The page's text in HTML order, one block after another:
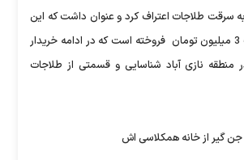
سرقت طلاجات اعتراف کرد و عنوان داشت که این
طلاها را تنها به قیمت 3 میلیون تومان فروخته است که در ادامه خریدار
منطقه نازی آباد شناسایی و قسمتی از طلاجات
گیر از خانه همکلاسی اش